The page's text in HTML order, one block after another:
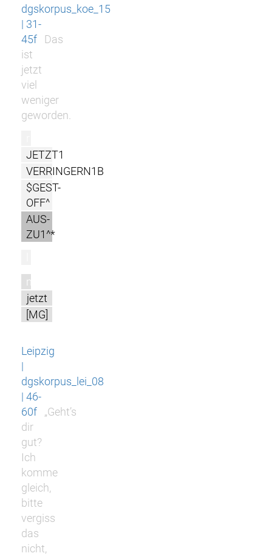
dgskorpus_koe_15
| 31-
45f
Das
ist
jetzt
viel
weniger
geworden.
JETZT1
VERRINGERN1B
$GEST-
OFF^
AUS-
ZU1^*
m
jetzt
[MG]
Leipzig
|
dgskorpus_lei_08
| 46-
60f
„Geht’s
dir
gut?
Ich
komme
gleich,
bitte
vergiss
das
nicht,